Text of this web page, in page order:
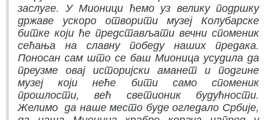
заслуге. У Мионици ћемо уз велику подршку
државе ускоро отворити музеј Колубарске
битке који ће представљати вечни споменик
сећања на славну победу наших предака.
Поносан сам што се баш Мионица усудила да
преузме овај историјски аманет и подгине
музеј који неће бити само споменик
прошлости, већ светионик будућности.
Желимо да наше место буде огледало Србије,